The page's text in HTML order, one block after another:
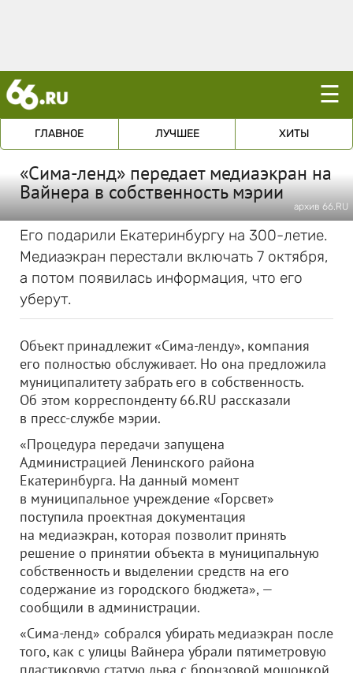
☰
ГЛАВНОЕ ЛУЧШЕЕ ХИТЫ
«Сима-ленд» передает медиаэкран на
Вайнера в собственность мэрии
архив 66.RU
Его подарили Екатеринбургу на 300-летие.
Медиаэкран перестали включать 7 октября,
а потом появилась информация, что его
уберут.
Объект принадлежит «Сима-ленду», компания
его полностью обслуживает. Но она предложила
муниципалитету забрать его в собственность.
Об этом корреспонденту 66.RU рассказали
в пресс-службе мэрии.
«Процедура передачи запущена
Администрацией Ленинского района
Екатеринбурга. На данный момент
в муниципальное учреждение «Горсвет»
поступила проектная документация
на медиаэкран, которая позволит принять
решение о принятии объекта в муниципальную
собственность и выделении средств на его
содержание из городского бюджета», —
сообщили в администрации.
«Сима-ленд» собрался убирать медиаэкран после
того, как с улицы Вайнера убрали пятиметровую